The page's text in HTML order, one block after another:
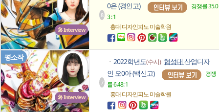
🎤 Interview
8
0은 (경인고)
경쟁률 35.0
3 : 1
홍대 디자인피노미술학원
🎤 Interview
평소작
7
ㆍ 2022학년도(수시) 협성대 산업디자
인 오0아 (백신고)
경쟁
률 6.48: 1
홍대 디자인피노미술학원